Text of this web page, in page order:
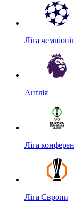
Ліга
Англія
Ліга
Ліга Європи